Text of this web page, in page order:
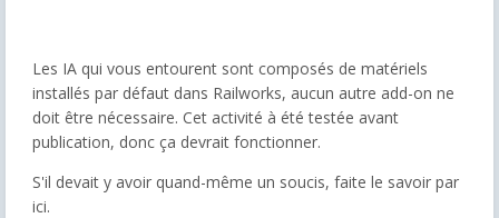
Les IA qui vous entourent sont composés de matériels
installés par défaut dans Railworks, aucun autre add-on ne
doit être nécessaire. Cet activité à été testée avant
publication, donc ça devrait fonctionner.
S'il devait y avoir quand-même un soucis, faite le savoir par
ici.